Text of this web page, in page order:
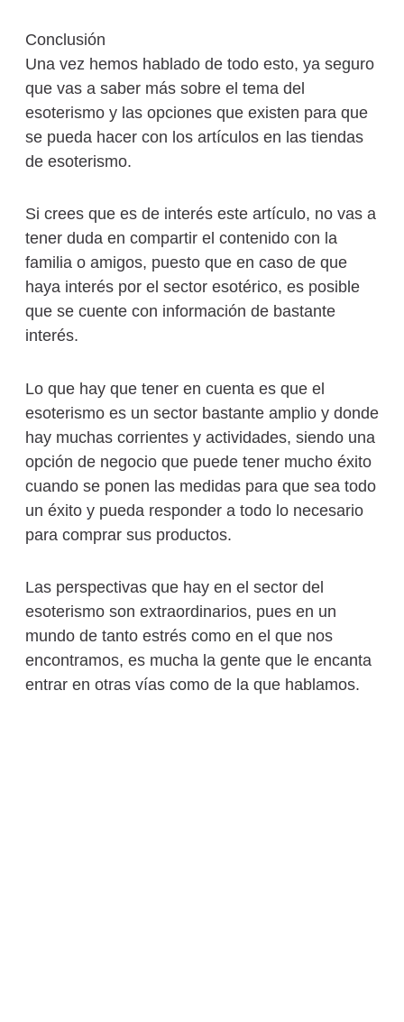
Conclusión
Una vez hemos hablado de todo esto, ya seguro
que vas a saber más sobre el tema del
esoterismo y las opciones que existen para que
se pueda hacer con los artículos en las tiendas
de esoterismo.
Si crees que es de interés este artículo, no vas a
tener duda en compartir el contenido con la
familia o amigos, puesto que en caso de que
haya interés por el sector esotérico, es posible
que se cuente con información de bastante
interés.
Lo que hay que tener en cuenta es que el
esoterismo es un sector bastante amplio y donde
hay muchas corrientes y actividades, siendo una
opción de negocio que puede tener mucho éxito
cuando se ponen las medidas para que sea todo
un éxito y pueda responder a todo lo necesario
para comprar sus productos.
Las perspectivas que hay en el sector del
esoterismo son extraordinarios, pues en un
mundo de tanto estrés como en el que nos
encontramos, es mucha la gente que le encanta
entrar en otras vías como de la que hablamos.